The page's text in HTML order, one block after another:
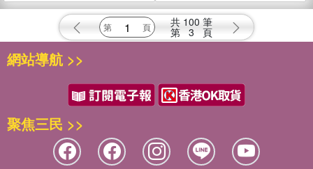
共 100 筆
第 3 頁
網站導航 >>
聚焦三民 >>